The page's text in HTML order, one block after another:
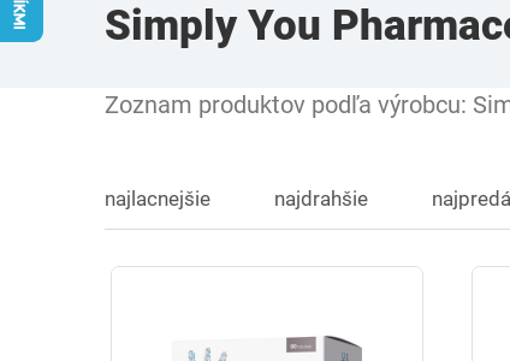
Simply You
Zoznam produktov podľa výrobcu:
najlacnejšie najdrahšie